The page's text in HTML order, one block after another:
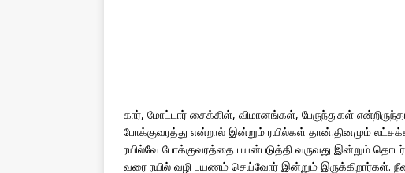
கார், மோட்டார் சைக்கிள், விமானங்கள், பேருந்துகள்
போக்குவரத்து என்றால் இன்றும் ரயில்கள் தான்.தினமும்
ரயில்வே போக்குவரத்தை பயன்படுத்தி வருவது இன்றும்
வரை ரயில் வழி பயணம் செய்வோர் இன்றும்